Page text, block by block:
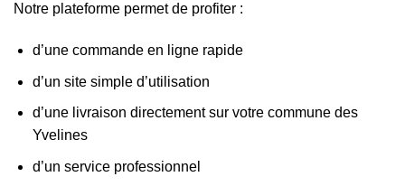
Notre plateforme permet de profiter :
d’une commande en ligne rapide
d’un site simple d’utilisation
d’une livraison directement sur votre commune des
Yvelines
d’un service professionnel